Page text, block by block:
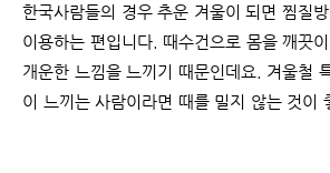
한국사람들의 경우 추운 겨울이 되면 찜질
이용하는 편입니다. 때수건으로 몸을 깨끗
개운한 느낌을 느끼기 때문인데요. 겨울철
이 느끼는 사람이라면 때를 밀지 않는 것이